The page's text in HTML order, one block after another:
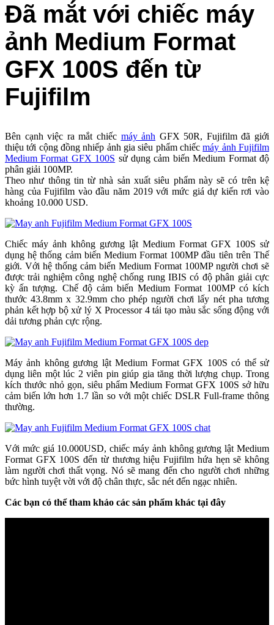
Đã mắt với chiếc máy
ảnh Medium Format
GFX 100S đến từ
Fujifilm
Bên cạnh việc ra mắt chiếc máy ảnh GFX 50R, Fujifilm đã giới
thiệu tới cộng đồng nhiếp ảnh gia siêu phẩm chiếcmáy ảnh Fujifilm
Medium Format GFX 100S sử dụng cảm biến Medium Format độ
phân giải 100MP.
Theo như thông tin từ nhà sản xuất siêu phẩm này sẽ có trên kệ
hàng của Fujifilm vào đầu năm 2019 với mức giá dự kiến rơi vào
khoảng 10.000 USD.
Chiếc máy ảnh không gương lật Medium Format GFX 100S sử
dụng hệ thống cảm biến Medium Format 100MP đầu tiên trên Thế
giới. Với hệ thống cảm biến Medium Format 100MP người chơi sẽ
được trải nghiệm công nghệ chống rung IBIS có độ phân giải cực
kỳ ấn tượng. Chế độ cảm biến Medium Format 100MP có kích
thước 43.8mm x 32.9mm cho phép người chơi lấy nét pha tương
phản kết hợp bộ xử lý X Processor 4 tái tạo màu sắc sống động với
dải tương phản cực rộng.
Máy ảnh không gương lật Medium Format GFX 100S có thể sử
dụng liên một lúc 2 viên pin giúp gia tăng thời lượng chụp. Trong
kích thước nhỏ gọn, siêu phẩm Medium Format GFX 100S sở hữu
cảm biến lớn hơn 1.7 lần so với một chiếc DSLR Full-frame thông
thường.
Với mức giá 10.000USD, chiếc máy ảnh không gương lật Medium
Format GFX 100S đến từ thương hiệu Fujifilm hứa hẹn sẽ không
làm người chơi thất vọng. Nó sẽ mang đến cho người chơi những
bức hình tuyệt vời với độ chân thực, sắc nét đến ngạc nhiên.
Các bạn có thể tham khảo các sản phẩm khác tại đây